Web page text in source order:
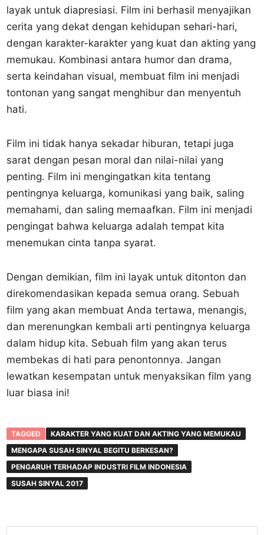
layak untuk diapresiasi. Film ini berhasil menyajikan
cerita yang dekat dengan kehidupan sehari-hari,
dengan karakter-karakter yang kuat dan akting yang
memukau. Kombinasi antara humor dan drama,
serta keindahan visual, membuat film ini menjadi
tontonan yang sangat menghibur dan menyentuh
hati.
Film ini tidak hanya sekadar hiburan, tetapi juga
sarat dengan pesan moral dan nilai-nilai yang
penting. Film ini mengingatkan kita tentang
pentingnya keluarga, komunikasi yang baik, saling
memahami, dan saling memaafkan. Film ini menjadi
pengingat bahwa keluarga adalah tempat kita
menemukan cinta tanpa syarat.
Dengan demikian, film ini layak untuk ditonton dan
direkomendasikan kepada semua orang. Sebuah
film yang akan membuat Anda tertawa, menangis,
dan merenungkan kembali arti pentingnya keluarga
dalam hidup kita. Sebuah film yang akan terus
membekas di hati para penontonnya. Jangan
lewatkan kesempatan untuk menyaksikan film yang
luar biasa ini!
TAGGED
KARAKTER YANG KUAT DAN AKTING YANG MEMUKAU
MENGAPA SUSAH SINYAL BEGITU BERKESAN?
PENGARUH TERHADAP INDUSTRI FILM INDONESIA
SUSAH SINYAL 2017